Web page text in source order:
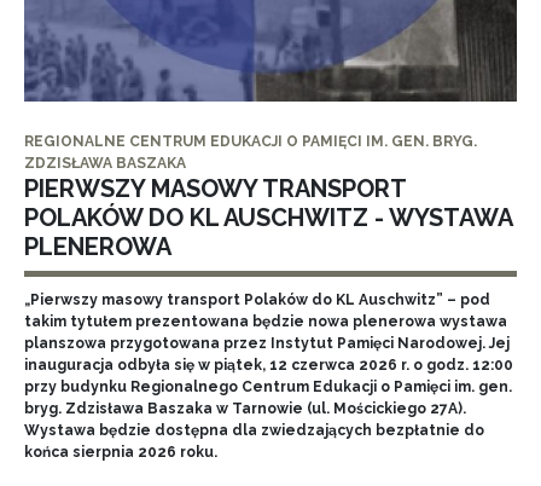
REGIONALNE CENTRUM EDUKACJI O PAMIĘCI IM. GEN. BRYG.
ZDZISŁAWA BASZAKA
PIERWSZY MASOWY TRANSPORT
POLAKÓW DO KL AUSCHWITZ - WYSTAWA
PLENEROWA
„Pierwszy masowy transport Polaków do KL Auschwitz” – pod
takim tytułem prezentowana będzie nowa plenerowa wystawa
planszowa przygotowana przez Instytut Pamięci Narodowej. Jej
inauguracja odbyła się w piątek, 12 czerwca 2026 r. o godz. 12:00
przy budynku Regionalnego Centrum Edukacji o Pamięci im. gen.
bryg. Zdzisława Baszaka w Tarnowie (ul. Mościckiego 27A).
Wystawa będzie dostępna dla zwiedzających bezpłatnie do
końca sierpnia 2026 roku.